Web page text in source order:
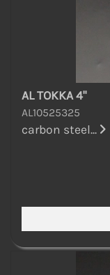
AL TOKKA 4"
AL10525325
carbon steel...